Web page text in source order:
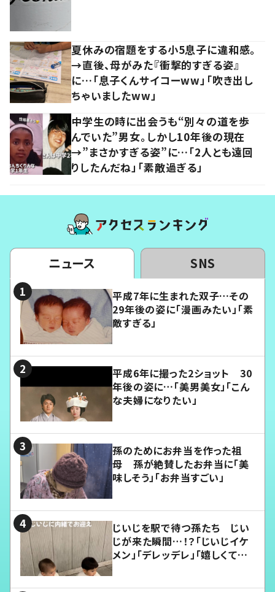
夏休みの宿題をする小5息子に違和感。
→直後、母がみた『衝撃的すぎる姿』
に…「息子くんサイコーww」「吹き出し
ちゃいましたww」
中学生の時に出会うも“別々の道を歩
んでいた”男女。しかし10年後の現在
→”まさかすぎる姿”に…「2人とも遠回
りしたんだね」「素敵過ぎる」
ニュース SNS
平成7年に生まれた双子…その
29年後の姿に「漫画みたい」「素
敵すぎる」
平成6年に撮った2ショット 30
年後の姿に…「美男美女」「こん
な夫婦になりたい」
孫のためにお弁当を作った祖
母 孫が絶賛したお弁当に「美
味しそう」「お弁当すごい」
じいじを駅で待つ孫たち じい
じが来た瞬間…！？「じいじイケ
メン」「デレッデレ」「嬉しくて可